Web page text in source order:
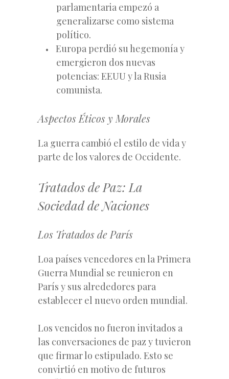
parlamentaria empezó a
generalizarse como sistema
político.
Europa perdió su hegemonía y
emergieron dos nuevas
potencias: EEUU y la Rusia
comunista.
Aspectos Éticos y Morales
La guerra cambió el estilo de vida y
parte de los valores de Occidente.
Tratados de Paz: La
Sociedad de Naciones
Los Tratados de París
Loa países vencedores en la Primera
Guerra Mundial se reunieron en
París y sus alrededores para
establecer el nuevo orden mundial.
Los vencidos no fueron invitados a
las conversaciones de paz y tuvieron
que firmar lo estipulado. Esto se
convirtió en motivo de futuros